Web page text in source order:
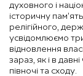
духовного і
історичну
релігійного,
усвідомлюємо
відновлення
зараз, як і в
півночі та сходу.